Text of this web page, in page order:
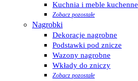
Kuchnia i meble kuchenne
Zobacz pozostałe
Nagrobki
Dekoracje nagrobne
Podstawki pod znicze
Wazony nagrobne
Wkłady do zniczy
Zobacz pozostałe